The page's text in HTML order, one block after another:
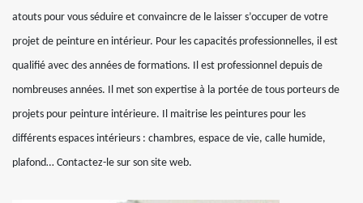
atouts pour vous séduire et convaincre de le laisser s’occuper de votre
projet de peinture en intérieur. Pour les capacités professionnelles, il est
qualifié avec des années de formations. Il est professionnel depuis de
nombreuses années. Il met son expertise à la portée de tous porteurs de
projets pour peinture intérieure. Il maitrise les peintures pour les
différents espaces intérieurs : chambres, espace de vie, calle humide,
plafond… Contactez-le sur son site web.